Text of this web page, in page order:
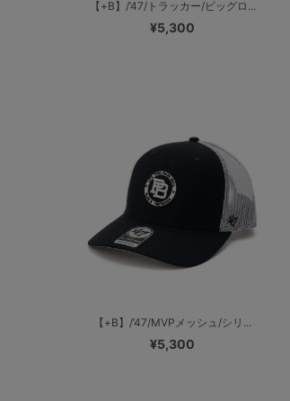
【+B】/’47/トラッカー/ビッグロ...
¥5,300
【+B】/’47/MVPメッシュ/シリ...
¥5,300